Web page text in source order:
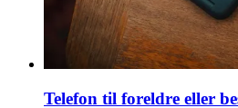
Telefon til foreldre eller